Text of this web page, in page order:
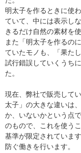
明太子を作るときに使
ていて、中には表示し
きるだけ自然の素材を
また「明太子を作るの
ていたモノも、「果た
試行錯誤していくうち
た。
現在、弊社で販売して
太子」の大きな違いは
か、いないかという点
のもので、これを使う
基準が限定されていま
防ぐ働きを行います。